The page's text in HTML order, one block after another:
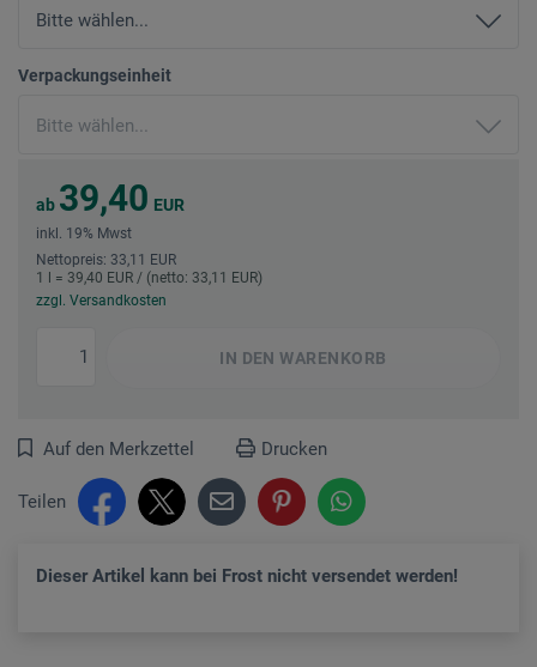
Verpackungseinheit
ab 39,40 EUR
inkl. 19% Mwst
Nettopreis: 33,11 EUR
1 l = 39,40 EUR / (netto: 33,11 EUR)
zzgl. Versandkosten
IN DEN WARENKORB
Auf den Merkzettel Drucken
Teilen
Dieser Artikel kann bei Frost nicht versendet werden!